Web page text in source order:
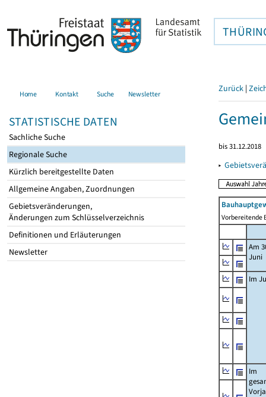
Home Kontakt Suche Newsletter
STATISTISCHE DATEN
Sachliche Suche
Regionale Suche
Kürzlich bereitgestellte Daten
Allgemeine Angaben, Zuordnungen
Gebietsveränderungen,
Änderungen zum Schlüsselverzeichnis
Definitionen und Erläuterungen
Newsletter
Zurück |
bis 31.12.2018
▸
Vorbereitende
Am
Juni
Im
Im